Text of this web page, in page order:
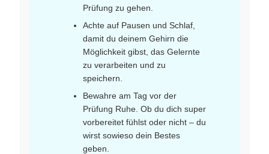
Prüfung zu gehen.
Achte auf Pausen und Schlaf,
damit du deinem Gehirn die
Möglichkeit gibst, das Gelernte
zu verarbeiten und zu
speichern.
Bewahre am Tag vor der
Prüfung Ruhe. Ob du dich super
vorbereitet fühlst oder nicht – du
wirst sowieso dein Bestes
geben.